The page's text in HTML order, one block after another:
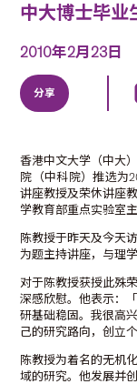
中大博士毕业
2010年2月23日
分享
香港中文大学（中大
院（中科院）推选为
讲座教授及荣休讲座
学教育部重点实验室
陈教授于昨天及今天
为题主持讲座，与理
对于陈教授获授此殊
深感欣慰。他表示：
研基础稳固。我很高
己的研究路向，创立
陈教授为着名的无机
域的研究。他发展并